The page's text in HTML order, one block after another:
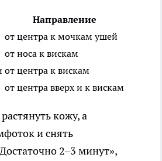
Направление
от центра к мочкам ушей
от носа к вискам
от центра к вискам
от центра вверх и к вискам
кожу, а
и снять
2–3 минут»,